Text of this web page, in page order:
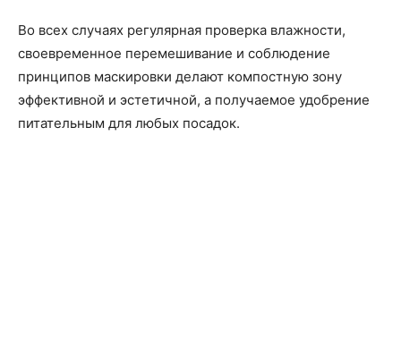
Во всех случаях регулярная проверка влажности,
своевременное перемешивание и соблюдение
принципов маскировки делают компостную зону
эффективной и эстетичной, а получаемое удобрение
питательным для любых посадок.